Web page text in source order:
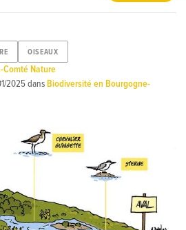
OISEAUX
Comté Nature
2025dansBiodiversité en Bourgogne-